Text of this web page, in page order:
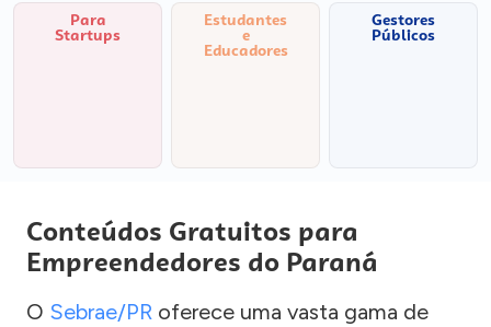
Para
Startups
Estudantes
e
Educadores
Gestores
Públicos
Conteúdos Gratuitos para
Empreendedores do Paraná
O Sebrae/PR oferece uma vasta gama de